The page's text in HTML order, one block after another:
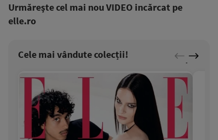
Urmăreşte cel mai nou VIDEO incărcat pe
elle.ro
Cele mai vândute colecții!